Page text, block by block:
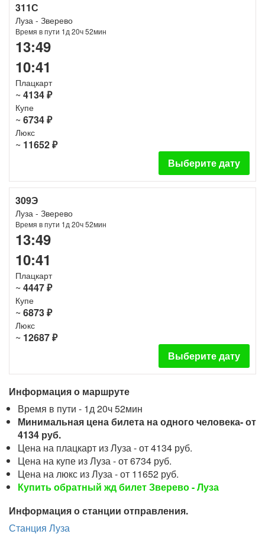
311С
Луза - Зверево
Время в пути 1д 20ч 52мин
13:49
10:41
Плацкарт
~ 4134 ₽
Купе
~ 6734 ₽
Люкс
~ 11652 ₽
Выберите дату
309Э
Луза - Зверево
Время в пути 1д 20ч 52мин
13:49
10:41
Плацкарт
~ 4447 ₽
Купе
~ 6873 ₽
Люкс
~ 12687 ₽
Выберите дату
Информация о маршруте
Время в пути - 1д 20ч 52мин
Минимальная цена билета на одного человека- от
4134 руб.
Цена на плацкарт из Луза - от 4134 руб.
Цена на купе из Луза - от 6734 руб.
Цена на люкс из Луза - от 11652 руб.
Купить обратный жд билет Зверево - Луза
Информация о станции отправления.
Станция Луза